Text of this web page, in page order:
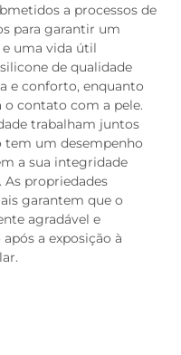
a processos de
para garantir um
uma vida útil
de qualidade
e conforto, enquanto
contato com a pele.
trabalham juntos
tem um desempenho
a sua integridade
As propriedades
garantem que o
agradável e
a exposição à